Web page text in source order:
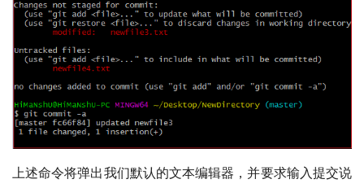
上述命令将弹出我们默认的文本编辑器，并要求输入提交说